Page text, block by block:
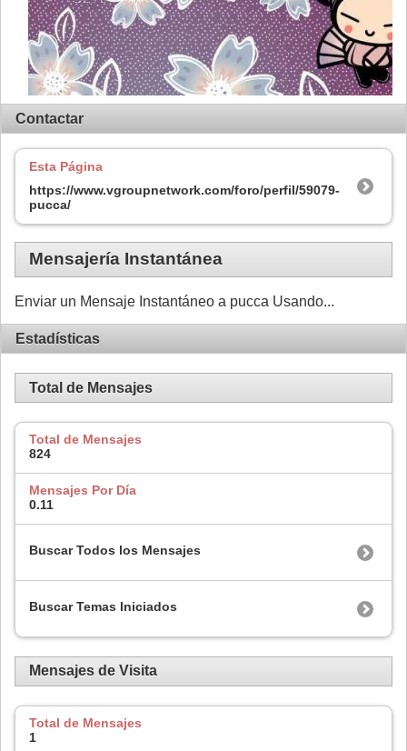
Contactar
Esta Página
https://www.vgroupnetwork.com/foro/perfil/59079-
pucca/
Mensajería Instantánea
Enviar un Mensaje Instantáneo a pucca Usando...
Estadísticas
Total de Mensajes
Total de Mensajes
824
Mensajes Por Día
0.11
Buscar Todos los Mensajes
Buscar Temas Iniciados
Mensajes de Visita
Total de Mensajes
1